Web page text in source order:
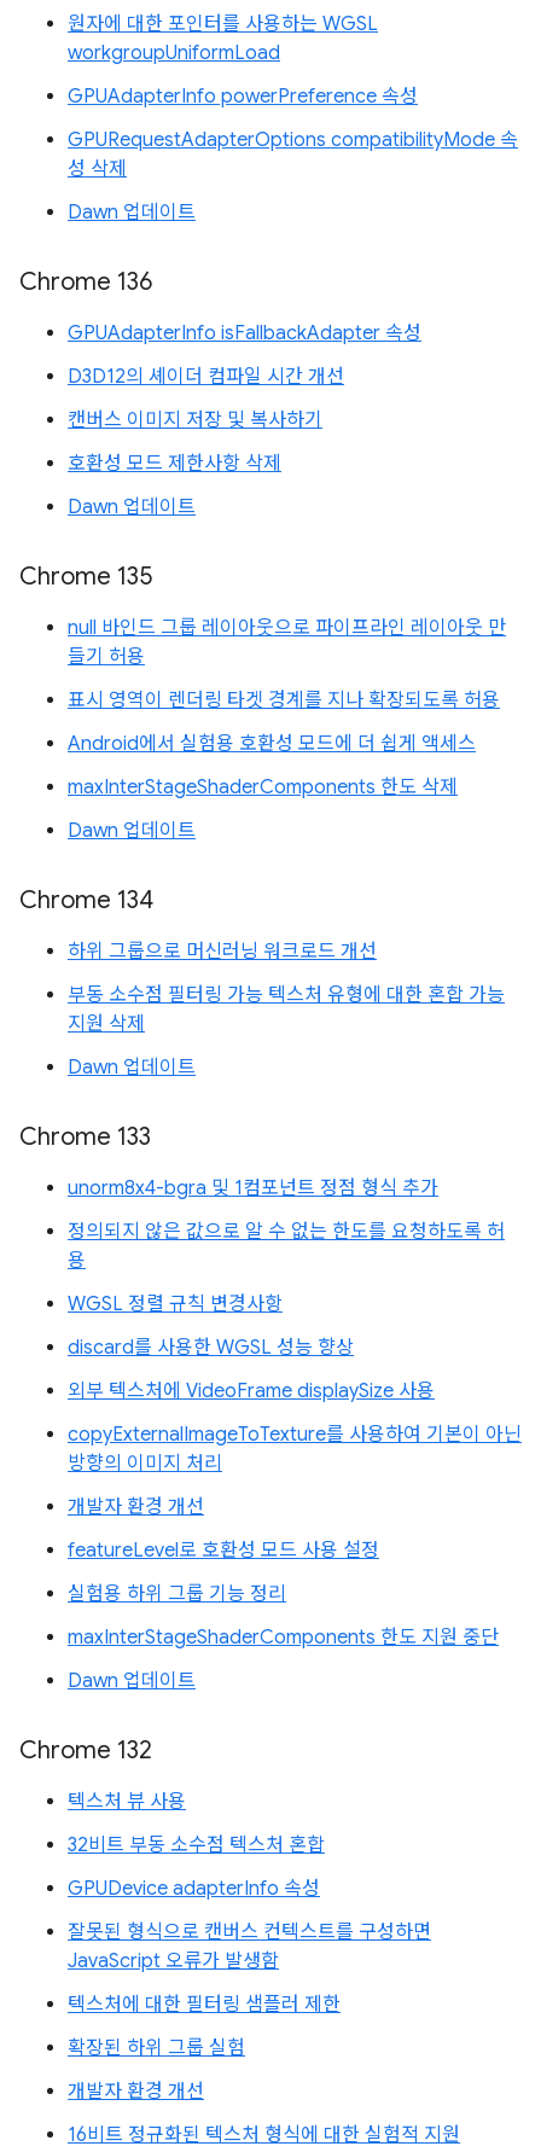
원자에 대한 포인터를 사용하는 WGSL
workgroupUniformLoad
GPUAdapterInfo powerPreference 속성
GPURequestAdapterOptions compatibilityMode 속
성 삭제
Dawn 업데이트
Chrome 136
GPUAdapterInfo isFallbackAdapter 속성
D3D12의 셰이더 컴파일 시간 개선
캔버스 이미지 저장 및 복사하기
호환성 모드 제한사항 삭제
Dawn 업데이트
Chrome 135
null 바인드 그룹 레이아웃으로 파이프라인 레이아웃 만
들기 허용
표시 영역이 렌더링 타겟 경계를 지나 확장되도록 허용
Android에서 실험용 호환성 모드에 더 쉽게 액세스
maxInterStageShaderComponents 한도 삭제
Dawn 업데이트
Chrome 134
하위 그룹으로 머신러닝 워크로드 개선
부동 소수점 필터링 가능 텍스처 유형에 대한 혼합 가능
지원 삭제
Dawn 업데이트
Chrome 133
unorm8x4-bgra 및 1컴포넌트 정점 형식 추가
정의되지 않은 값으로 알 수 없는 한도를 요청하도록 허
용
WGSL 정렬 규칙 변경사항
discard를 사용한 WGSL 성능 향상
외부 텍스처에 VideoFrame displaySize 사용
copyExternalImageToTexture를 사용하여 기본이 아닌
방향의 이미지 처리
개발자 환경 개선
featureLevel로 호환성 모드 사용 설정
실험용 하위 그룹 기능 정리
maxInterStageShaderComponents 한도 지원 중단
Dawn 업데이트
Chrome 132
텍스처 뷰 사용
32비트 부동 소수점 텍스처 혼합
GPUDevice adapterInfo 속성
잘못된 형식으로 캔버스 컨텍스트를 구성하면
JavaScript 오류가 발생함
텍스처에 대한 필터링 샘플러 제한
확장된 하위 그룹 실험
개발자 환경 개선
16비트 정규화된 텍스처 형식에 대한 실험적 지원